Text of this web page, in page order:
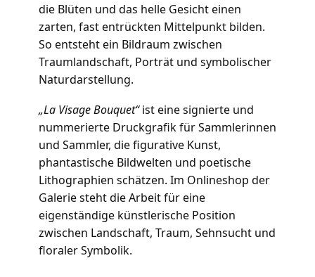
die Blüten und das helle Gesicht einen
zarten, fast entrückten Mittelpunkt bilden.
So entsteht ein Bildraum zwischen
Traumlandschaft, Porträt und symbolischer
Naturdarstellung.
„La Visage Bouquet“ist eine signierte und
nummerierte Druckgrafik für Sammlerinnen
und Sammler, die figurative Kunst,
phantastische Bildwelten und poetische
Lithographien schätzen. Im Onlineshop der
Galerie steht die Arbeit für eine
eigenständige künstlerische Position
zwischen Landschaft, Traum, Sehnsucht und
floraler Symbolik.